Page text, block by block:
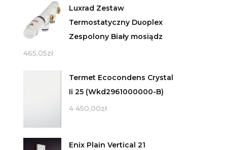
Luxrad Zestaw
Termostatyczny Duoplex
Zespolony Biały mosiądz
465,05zł
Termet Ecocondens Crystal
Ii 25 (Wkd2961000000-B)
4 450,00zł
Enix Plain Vertical 21